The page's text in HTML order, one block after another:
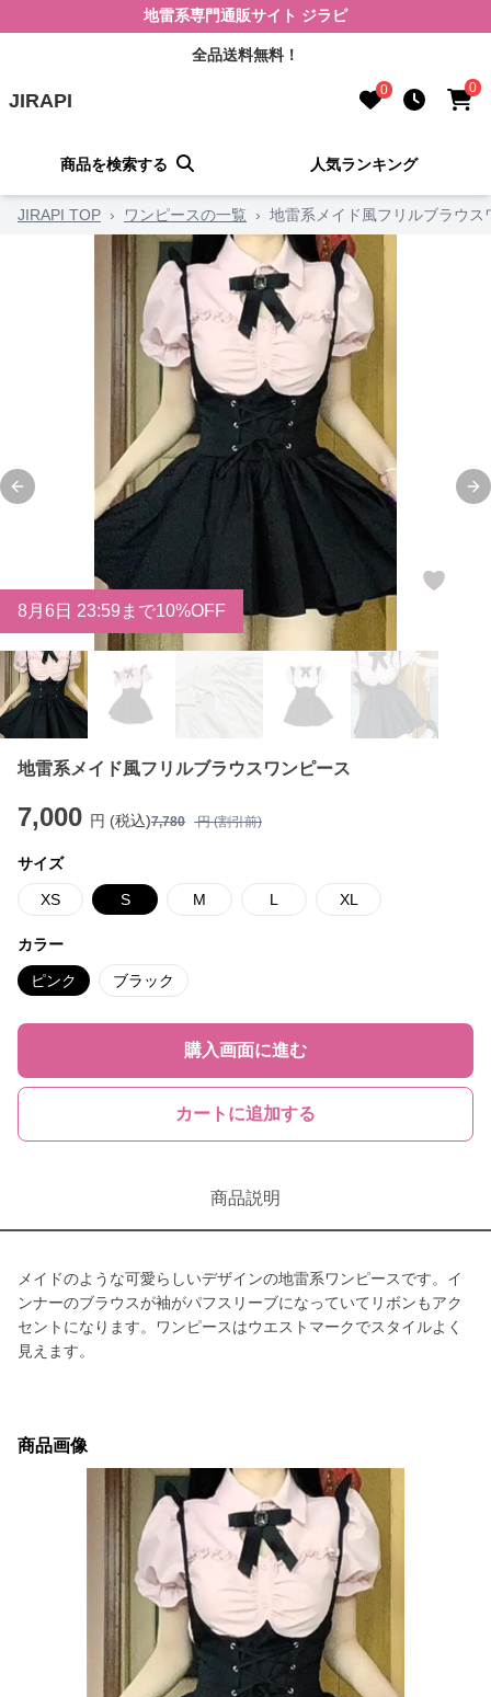
地雷系専門通販サイト ジラピ
全品送料無料！
JIRAPI 0 0
商品を検索する 人気ランキング
JIRAPI TOP › ワンピースの一覧 › 地雷系メイド風フリルブラウス
Previous slide
8月 6 日 23:59まで10%OFF
地雷系メイド風フリルブラウスワンピース
7,000 円 (税込)7,780 円 (割引前)
サイズ
XS S M L XL
カラー
ピンク ブラック
購入画面に進む
カートに追加する
商品説明
メイドのような可愛らしいデザインの地雷系ワンピースです。イ
ンナーのブラウスが袖がパフスリーブになっていてリボンもアク
セントになります。ワンピースはウエストマークでスタイルよく
見えます。
商品画像